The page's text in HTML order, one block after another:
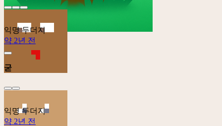
익명 두더지
약 2년 전
굳
익명 두더지
약 2년 전